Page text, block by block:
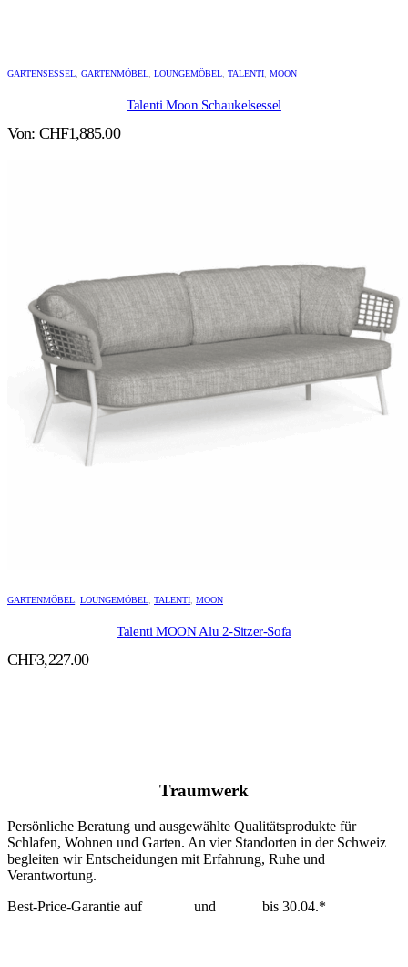
GARTENSESSEL, GARTENMÖBEL, LOUNGEMÖBEL, TALENTI, MOON
Talenti Moon Schaukelsessel
Von: CHF1,885.00
GARTENMÖBEL, LOUNGEMÖBEL, TALENTI, MOON
Talenti MOON Alu 2-Sitzer-Sofa
CHF3,227.00
Traumwerk
Persönliche Beratung und ausgewählte Qualitätsprodukte für
Schlafen, Wohnen und Garten. An vier Standorten in der Schweiz
begleiten wir Entscheidungen mit Erfahrung, Ruhe und
Verantwortung.
Best-Price-Garantie auf
und
bis 30.04.*